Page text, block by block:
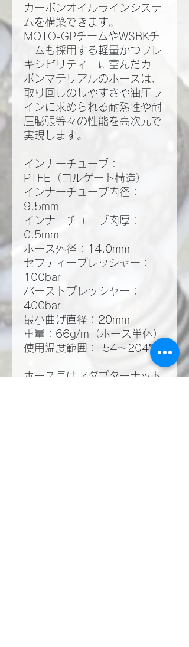
カーボンオイルラインシステ
ムを構築できます。
MOTO-GPチームやWSBKチ
ームも採用する軽量かつフレ
キシビリティーに富んだカー
ボンマテリアルのホースは、
取り回しのしやすさや油圧ラ
インに求められる耐熱性や耐
圧膨張等々の性能を高次元で
実現します。
インナーチューブ：
PTFE（コルゲート構造）
インナーチューブ内径：
9.5mm
インナーチューブ肉厚：
0.5mm
ホース外径：14.0mm
セフティープレッシャー：
100bar
バーストプレッシャー：
400bar
最小曲げ直径：20mm
重量：66g/m（ホース単体）
使用温度範囲：-54～204℃
ホース長はアダプターナット